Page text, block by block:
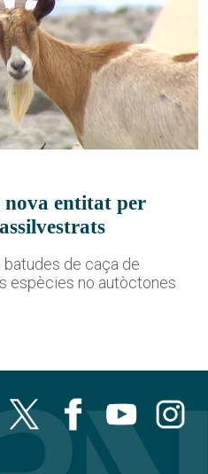
nova entitat per
de caça de
espècies no autòctones